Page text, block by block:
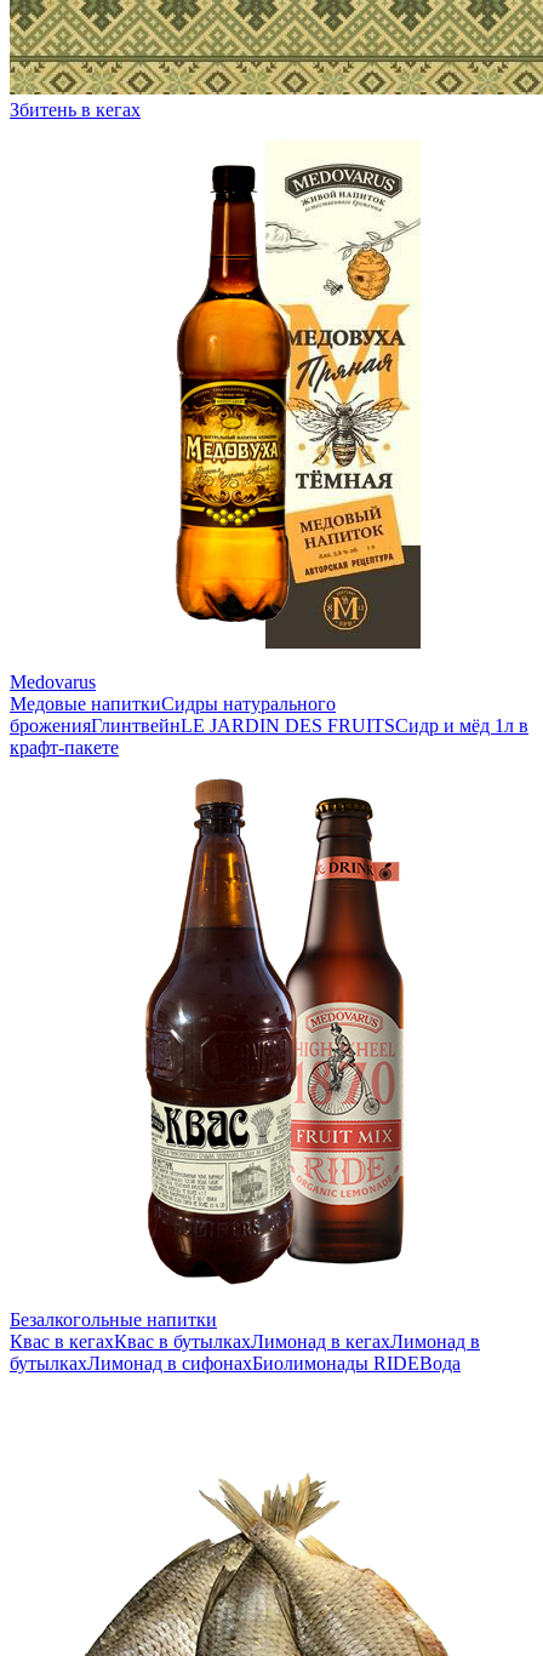
Збитень в кегах
Medovarus
Медовые напиткиСидры натурального
броженияГлинтвейнLE JARDIN DES FRUITSСидр и мёд 1л в
крафт-пакете
Безалкогольные напитки
Квас в кегахКвас в бутылкахЛимонад в кегахЛимонад в
бутылкахЛимонад в сифонахБиолимонады RIDEВода